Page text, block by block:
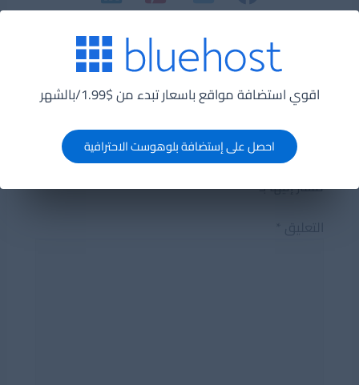
اقوي استضافة مواقع باسعار تبدء من $1.99/بالشهر
احصل على إستضافة بلوهوست الاحترافية
navigation
الكتاب السابقة الكتاب التالية
اترك تعليقاً
لن يتم نشر عنوان بريدك الإلكتروني.الحقول الإلزامية
مشار إليها بـ*
التعليق